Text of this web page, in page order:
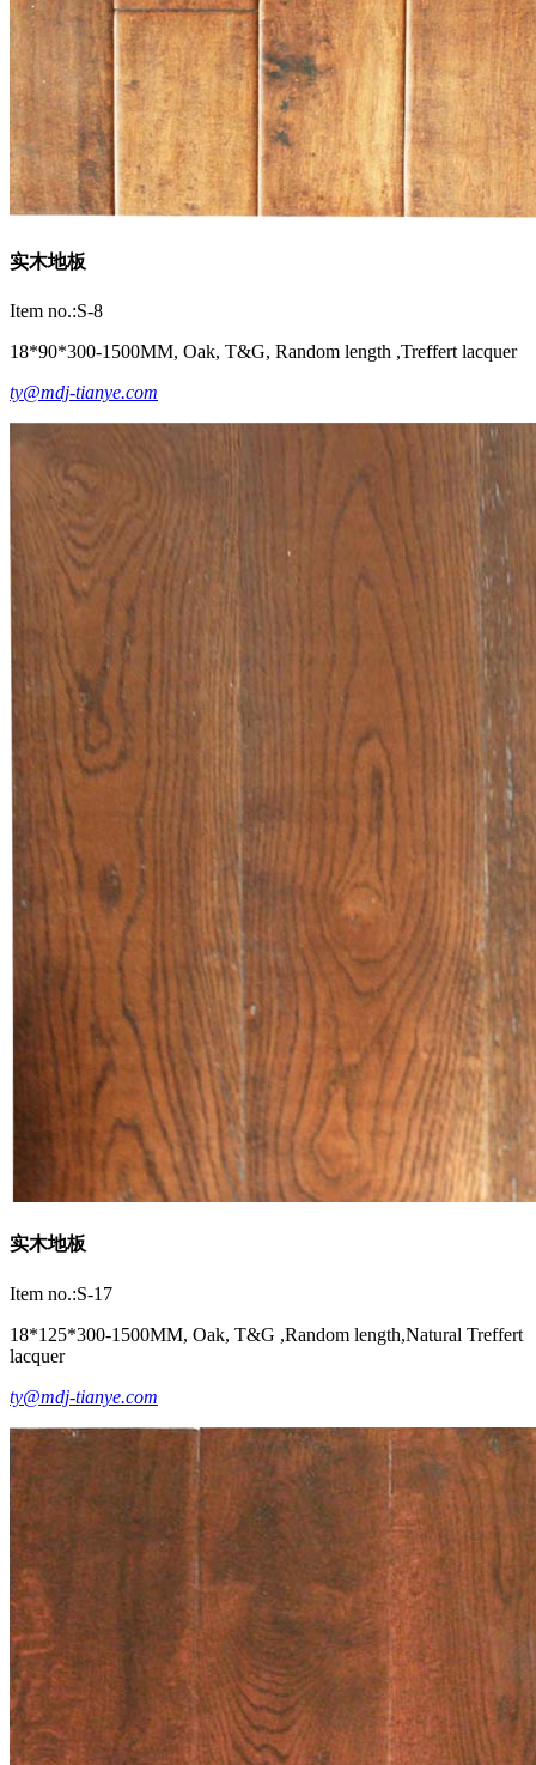
实木地板
Item no.:S-8
18*90*300-1500MM, Oak, T&G, Random length ,Treffert lacquer
ty@mdj-tianye.com
实木地板
Item no.:S-17
18*125*300-1500MM, Oak, T&G ,Random length,Natural Treffert
lacquer
ty@mdj-tianye.com